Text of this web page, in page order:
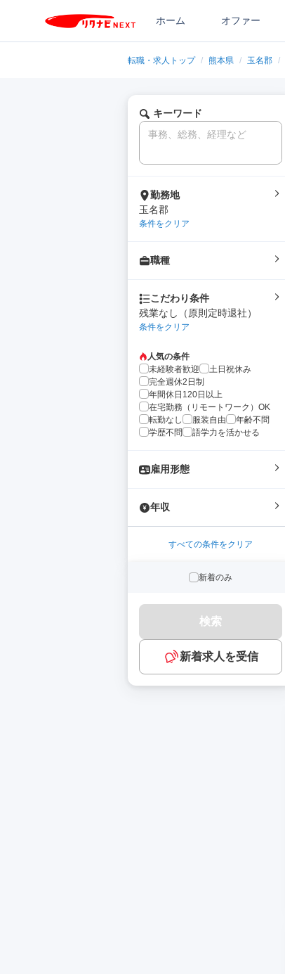
ホーム オファー
転職・求人トップ / 熊本県 / 玉名郡 /
キーワード
勤務地
玉名郡
条件をクリア
職種
こだわり条件
残業なし（原則定時退社）
条件をクリア
人気の条件
未経験者歓迎
土日祝休み
完全週休2日制
年間休日120日以上
在宅勤務（リモートワーク）OK
転勤なし
服装自由
年齢不問
学歴不問
語学力を活かせる
雇用形態
年収
すべての条件をクリア
新着のみ
検索
新着求人を受信